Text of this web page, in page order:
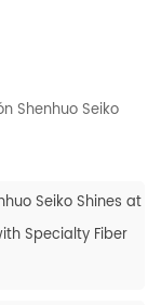
Shenhuo Seiko
Seiko Shines at
Specialty Fiber